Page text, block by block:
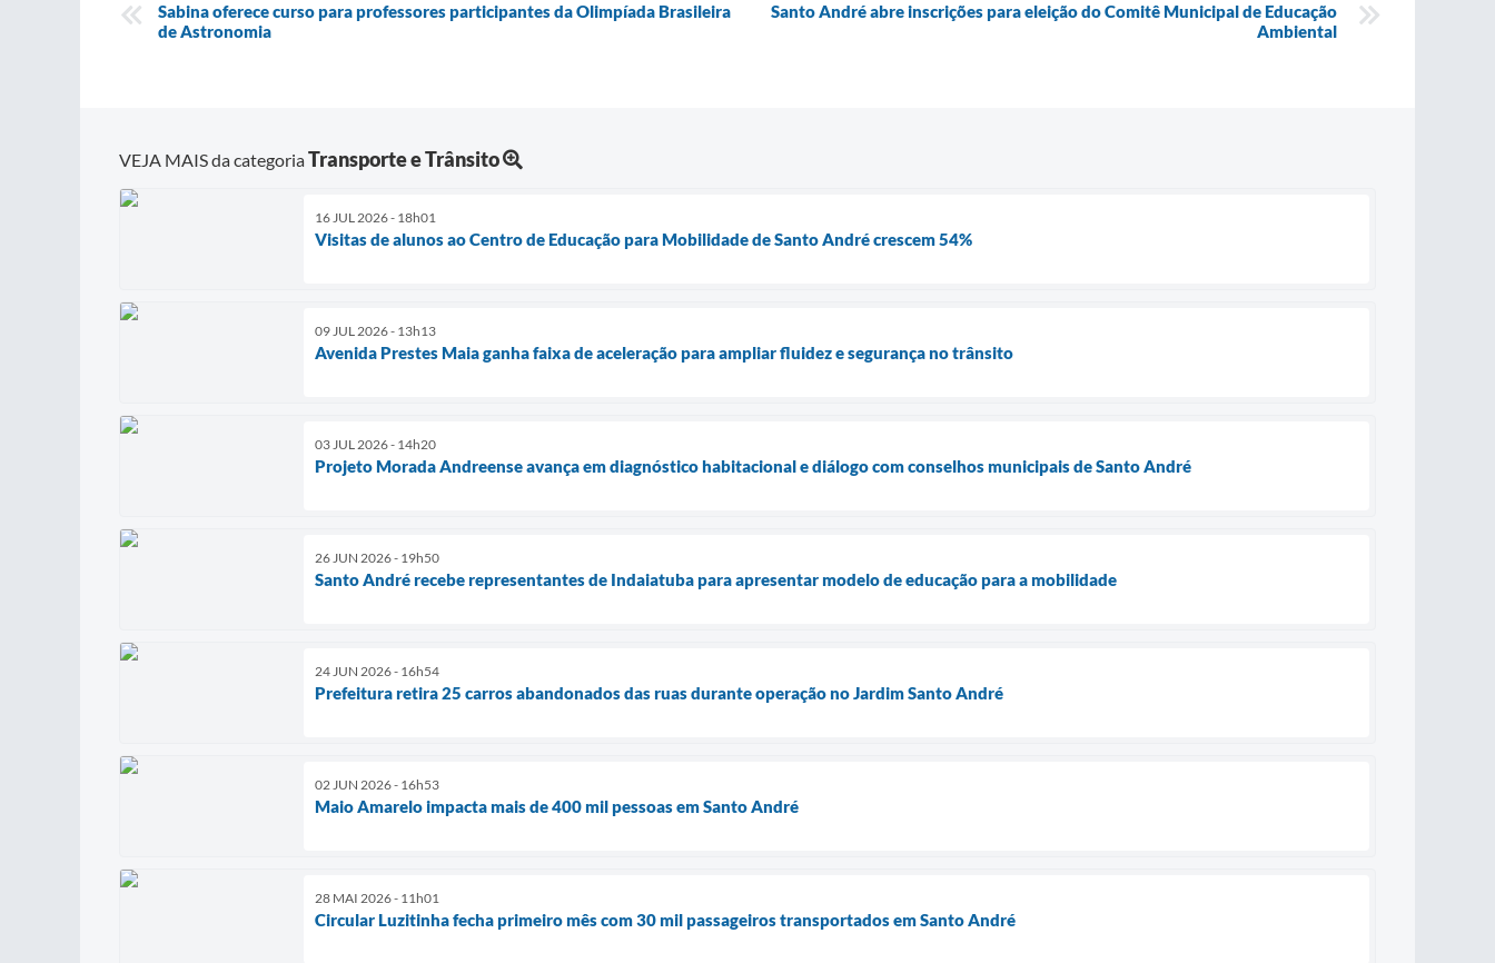
Sabina oferece curso para professores participantes da Olimpíada Brasileira
de Astronomia
Santo André abre inscrições para eleição do Comitê Municipal de Educação
Ambiental
VEJA MAIS da categoriaTransporte e Trânsito
16 JUL 2026 - 18h01
Visitas de alunos ao Centro de Educação para Mobilidade de Santo André crescem 54%
09 JUL 2026 - 13h13
Avenida Prestes Maia ganha faixa de aceleração para ampliar fluidez e segurança no trânsito
03 JUL 2026 - 14h20
Projeto Morada Andreense avança em diagnóstico habitacional e diálogo com conselhos municipais de Santo André
26 JUN 2026 - 19h50
Santo André recebe representantes de Indaiatuba para apresentar modelo de educação para a mobilidade
24 JUN 2026 - 16h54
Prefeitura retira 25 carros abandonados das ruas durante operação no Jardim Santo André
02 JUN 2026 - 16h53
Maio Amarelo impacta mais de 400 mil pessoas em Santo André
28 MAI 2026 - 11h01
Circular Luzitinha fecha primeiro mês com 30 mil passageiros transportados em Santo André